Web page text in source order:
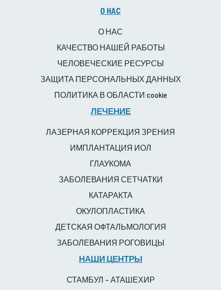
O HAC
О НАС
КАЧЕСТВО НАШЕЙ РАБОТЫ
ЧЕЛОВЕЧЕСКИЕ РЕСУРСЫ
ЗАЩИТА ПЕРСОНАЛЬНЫХ ДАННЫХ
ПОЛИТИКА В ОБЛАСТИ cookie
ЛЕЧЕНИЕ
ЛАЗЕРНАЯ КОРРЕКЦИЯ ЗРЕНИЯ
ИМПЛАНТАЦИЯ ИОЛ
ГЛАУКОМА
ЗАБОЛЕВАНИЯ СЕТЧАТКИ
КАТАРАКТА
ОКУЛОПЛАСТИКА
ДЕТСКАЯ ОФТАЛЬМОЛОГИЯ
ЗАБОЛЕВАНИЯ РОГОВИЦЫ
НАШИ ЦЕНТРЫ
СТАМБУЛ – АТАШЕХИР